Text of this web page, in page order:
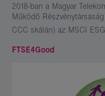
2018-ban a Magyar
Működő
CCC skálán) az MSCI
FTSE4Good